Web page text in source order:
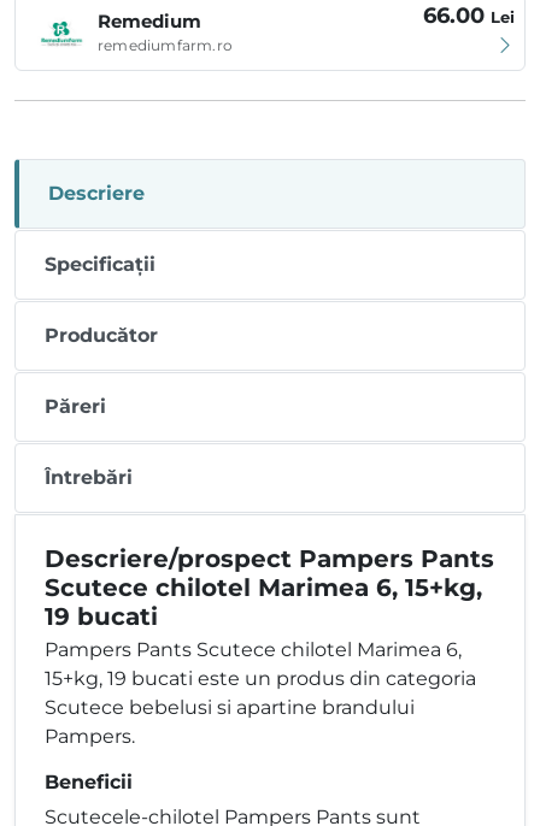
Remedium
remediumfarm.ro
66.00 Lei
Descriere
Specificații
Producător
Păreri
Întrebări
Descriere/prospect Pampers Pants
Scutece chilotel Marimea 6, 15+kg,
19 bucati
Pampers Pants Scutece chilotel Marimea 6,
15+kg, 19 bucati este un produs din categoria
Scutece bebelusi si apartine brandului
Pampers.
Beneficii
Scutecele-chilotel Pampers Pants sunt